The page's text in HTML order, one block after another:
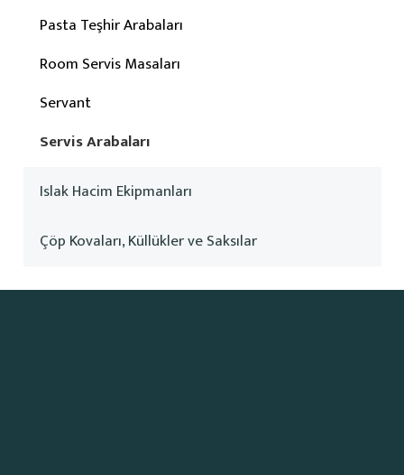
Pasta Teşhir Arabaları
Room Servis Masaları
Servant
Servis Arabaları
Islak Hacim Ekipmanları
Çöp Kovaları, Küllükler ve Saksılar